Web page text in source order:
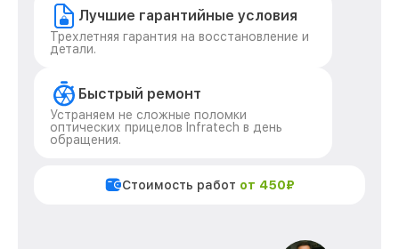
Лучшие гарантийные условия
Трехлетняя гарантия на восстановление и
детали.
Быстрый ремонт
Устраняем не сложные поломки
оптических прицелов Infratech в день
обращения.
Стоимость работ от 450₽